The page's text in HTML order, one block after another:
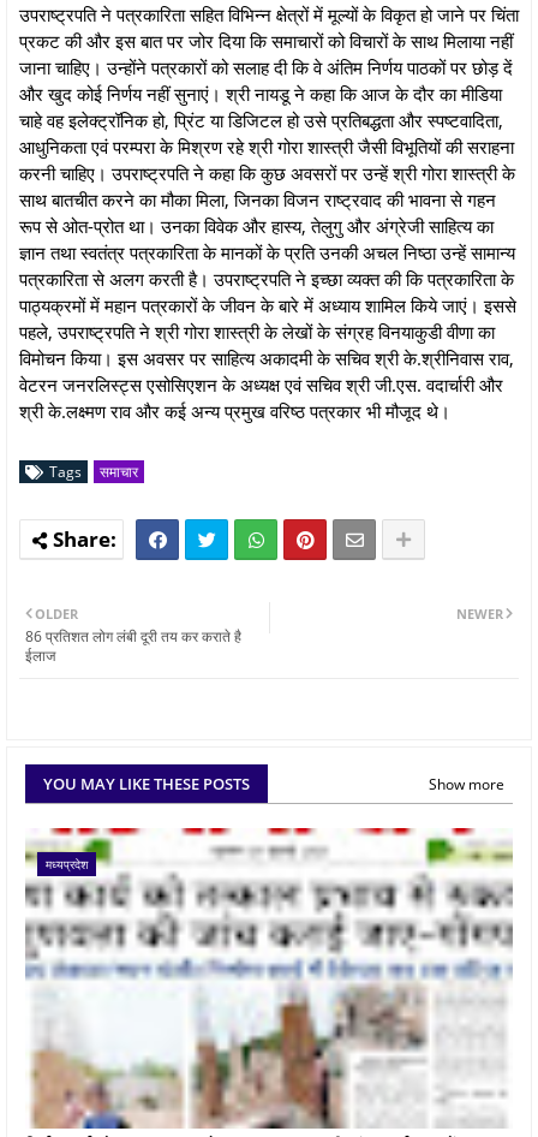
उपराष्ट्रपति ने पत्रकारिता सहित विभिन्न क्षेत्रों में मूल्यों के विकृत हो जाने पर चिंता
प्रकट की और इस बात पर जोर दिया कि समाचारों को विचारों के साथ मिलाया नहीं
जाना चाहिए। उन्होंने पत्रकारों को सलाह दी कि वे अंतिम निर्णय पाठकों पर छोड़ दें
और खुद कोई निर्णय नहीं सुनाएं। श्री नायडू ने कहा कि आज के दौर का मीडिया
चाहे वह इलेक्ट्रॉनिक हो, प्रिंट या डिजिटल हो उसे प्रतिबद्धता और स्पष्टवादिता,
आधुनिकता एवं परम्परा के मिश्रण रहे श्री गोरा शास्त्री जैसी विभूतियों की सराहना
करनी चाहिए। उपराष्ट्रपति ने कहा कि कुछ अवसरों पर उन्हें श्री गोरा शास्त्री के
साथ बातचीत करने का मौका मिला, जिनका विजन राष्ट्रवाद की भावना से गहन
रूप से ओत-प्रोत था। उनका विवेक और हास्य, तेलुगु और अंग्रेजी साहित्य का
ज्ञान तथा स्वतंत्र पत्रकारिता के मानकों के प्रति उनकी अचल निष्ठा उन्हें सामान्य
पत्रकारिता से अलग करती है। उपराष्ट्रपति ने इच्छा व्यक्त की कि पत्रकारिता के
पाठ्यक्रमों में महान पत्रकारों के जीवन के बारे में अध्याय शामिल किये जाएं। इससे
पहले, उपराष्ट्रपति ने श्री गोरा शास्त्री के लेखों के संग्रह विनयाकुडी वीणा का
विमोचन किया। इस अवसर पर साहित्य अकादमी के सचिव श्री के.श्रीनिवास राव,
वेटरन जनरलिस्ट्स एसोसिएशन के अध्यक्ष एवं सचिव श्री जी.एस. वदार्चारी और
श्री के.लक्ष्मण राव और कई अन्य प्रमुख वरिष्ठ पत्रकार भी मौजूद थे।
Tags समाचार
NEWER
OLDER
86 प्रतिशत लोग लंबी दूरी तय कर कराते है
ईलाज
YOU MAY LIKE THESE POSTS Show more
मध्यप्रदेश